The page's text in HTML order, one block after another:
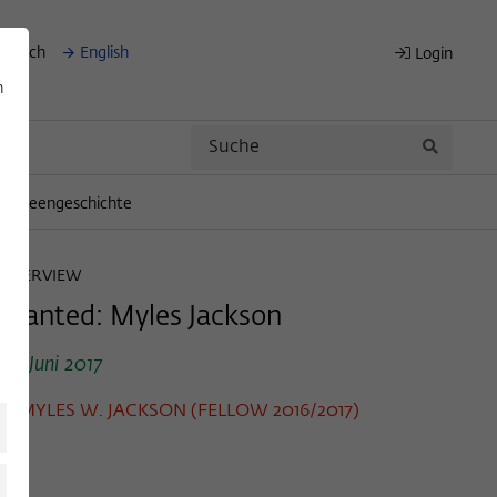
English Login
Ideengeschichte
Myles Jackson
Juni 2017
MYLES W. JACKSON (FELLOW 2016/2017)